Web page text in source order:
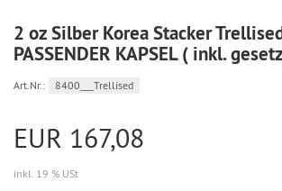
2 oz Silber Korea Stacker
PASSENDER KAPSEL ( inkl.
Art.Nr.: 8400___Trellised
EUR 167,08
inkl. 19 % USt